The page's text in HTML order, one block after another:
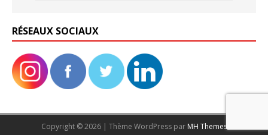
RÉSEAUX SOCIAUX
Copyright © 2026 | Thème WordPress par MH Themes